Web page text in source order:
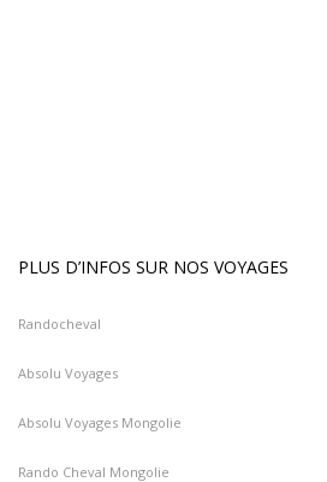
PLUS D’INFOS SUR NOS VOYAGES
Randocheval
Absolu Voyages
Absolu Voyages Mongolie
Rando Cheval Mongolie